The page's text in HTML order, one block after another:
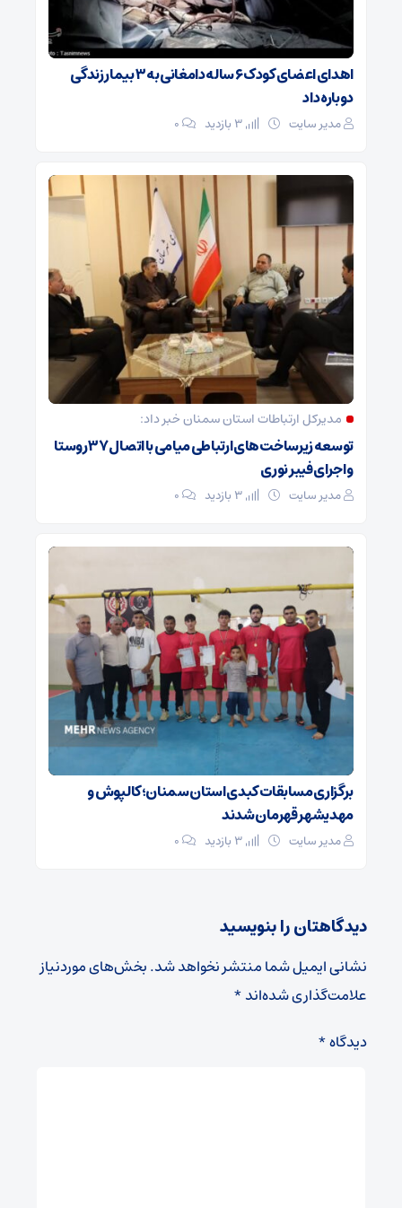
اهدای اعضای کودک ۶ ساله دامغانی به ۳ بیمار زندگی
دوباره داد
مدیر سایت ۰
مدیرکل ارتباطات استان سمنان خبر داد:
توسعه زیرساخت‌های ارتباطی میامی با اتصال ۳۷ روستا
و اجرای فیبر نوری
مدیر سایت ۰
برگزاری مسابقات کبدی استان سمنان؛ کالپوش و
مهدیشهر قهرمان شدند
مدیر سایت ۰
دیدگاهتان را بنویسید
نشانی ایمیل شما منتشر نخواهد شد.بخش‌های موردنیاز
علامت‌گذاری شده‌اند*
دیدگاه*